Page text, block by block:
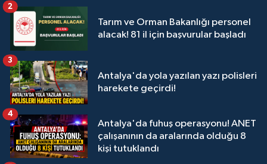
Tarım ve Orman Bakanlığı personel
alacak! 81 il için başvurular başladı
2
Antalya'da yola yazılan yazı polisleri
harekete geçirdi!
3
Antalya'da fuhuş operasyonu! ANET
çalışanının da aralarında olduğu 8
kişi tutuklandı
4